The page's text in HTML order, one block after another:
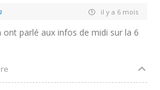
il y a 6 mois
ont parlé aux infos de midi sur la 6